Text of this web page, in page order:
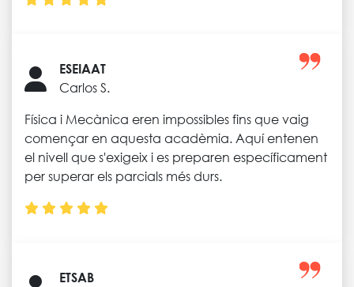
ESEIAAT
Carlos S.
Física i Mecànica eren impossibles fins que vaig
començar en aquesta acadèmia. Aquí entenen
el nivell que s'exigeix ​​i es preparen específicament
per superar els parcials més durs.
ETSAB